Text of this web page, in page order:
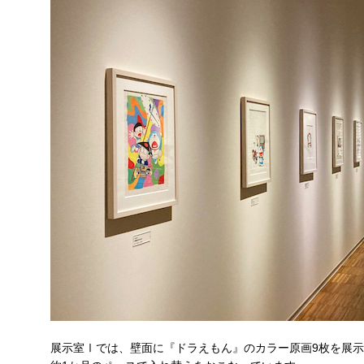
展示室Ⅰでは、壁面に『ドラえもん』のカラー原画9枚を展